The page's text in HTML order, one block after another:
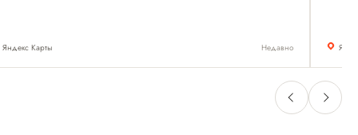
Яндекс Карты Недавно